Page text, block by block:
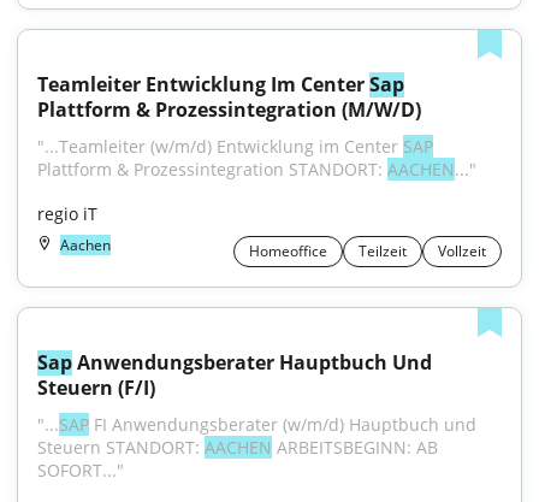
Teamleiter Entwicklung Im Center Sap
Plattform & Prozessintegration (M/W/D)
"...Teamleiter (w/m/d) Entwicklung im Center SAP
Plattform & Prozessintegration STANDORT: AACHEN..."
regio iT
Aachen Homeoffice Teilzeit Vollzeit
Sap Anwendungsberater Hauptbuch Und
Steuern (F/I)
"...SAP FI Anwendungsberater (w/m/d) Hauptbuch und
Steuern STANDORT: AACHEN ARBEITSBEGINN: AB
SOFORT..."